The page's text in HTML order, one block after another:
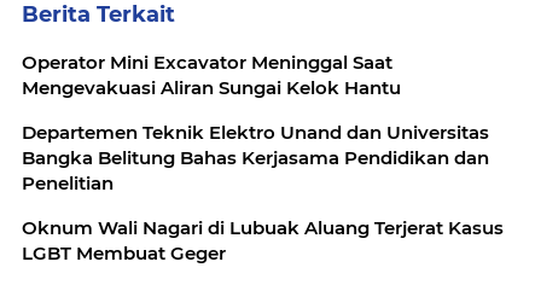
Berita Terkait
Operator Mini Excavator Meninggal Saat
Mengevakuasi Aliran Sungai Kelok Hantu
Departemen Teknik Elektro Unand dan Universitas
Bangka Belitung Bahas Kerjasama Pendidikan dan
Penelitian
Oknum Wali Nagari di Lubuak Aluang Terjerat Kasus
LGBT Membuat Geger